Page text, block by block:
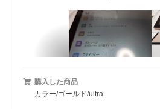
購入した商品
カラー/ゴールド/ultra